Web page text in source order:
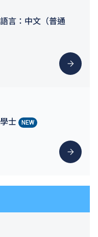
言：中文（普通
士
NEW